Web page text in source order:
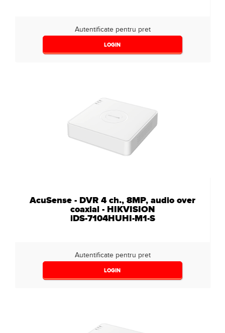
Autentificate pentru pret
LOGIN
AcuSense - DVR 4 ch., 8MP, audio over
coaxial - HIKVISION
iDS-7104HUHI-M1-S
Autentificate pentru pret
LOGIN